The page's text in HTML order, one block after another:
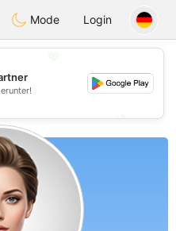
Chat
Mode Login
💕